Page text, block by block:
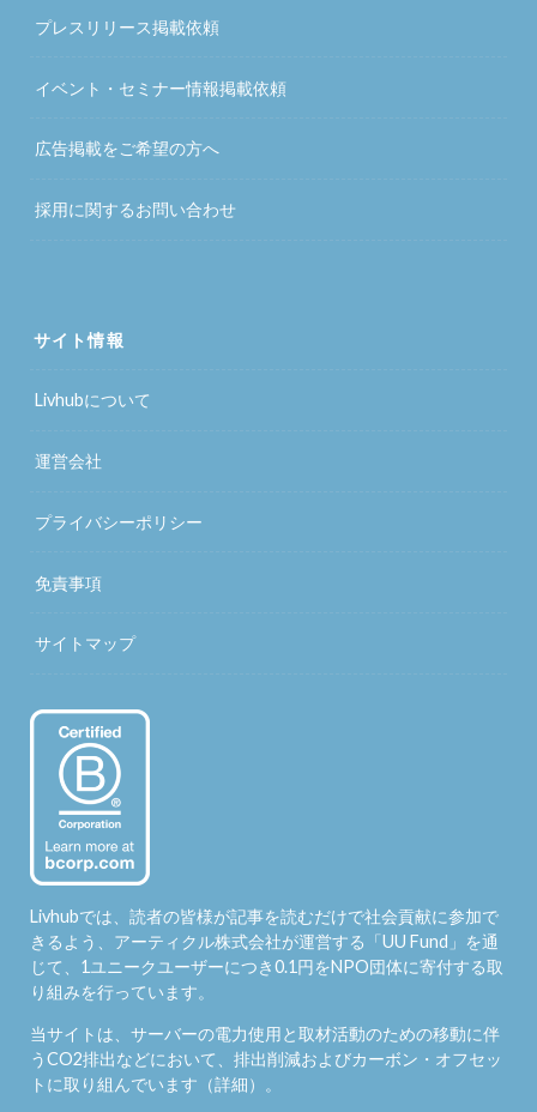
プレスリリース掲載依頼
イベント・セミナー情報掲載依頼
広告掲載をご希望の方へ
採用に関するお問い合わせ
サイト情報
Livhubについて
運営会社
プライバシーポリシー
免責事項
サイトマップ
Livhubでは、読者の皆様が記事を読むだけで社会貢献に参加で
きるよう、アーティクル株式会社が運営する「UU Fund 」を通
じて、1ユニークユーザーにつき0.1円をNPO団体に寄付する取
り組みを行っています。
当サイトは、サーバーの電力使用と取材活動のための移動に伴
うCO2排出などにおいて、排出削減およびカーボン・オフセッ
トに取り組んでいます（詳細）。